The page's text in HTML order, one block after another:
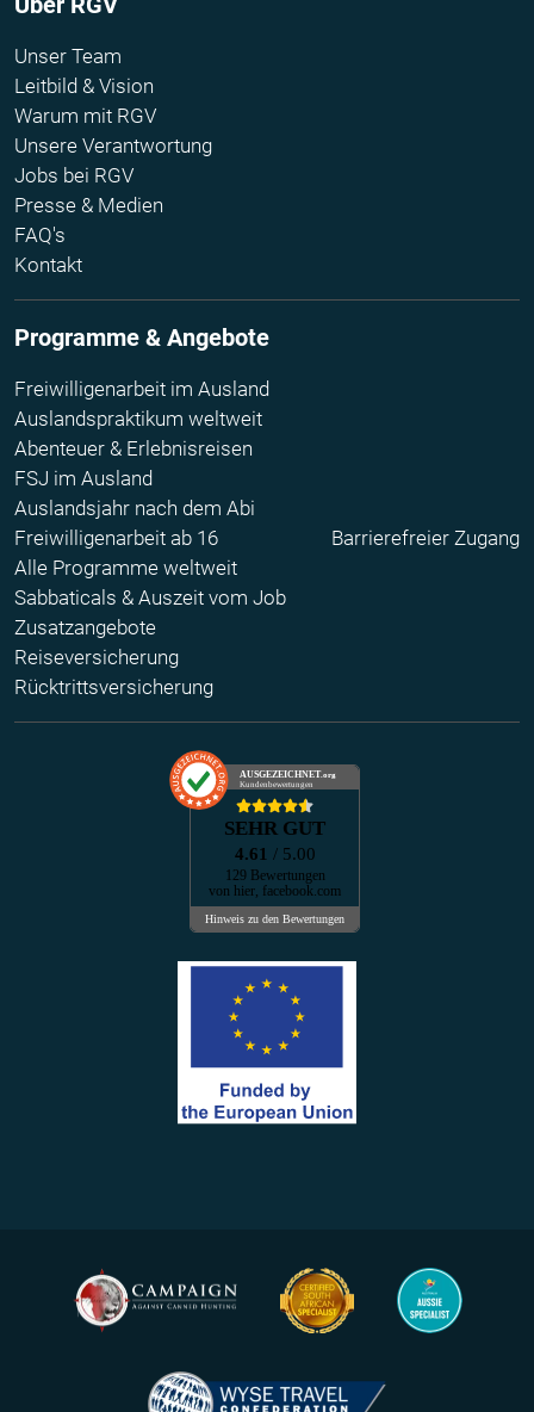
Unser Team
Leitbild & Vision
Warum mit RGV
Unsere Verantwortung
Jobs bei RGV
Presse & Medien
FAQ's
Kontakt
Programme & Angebote
Freiwilligenarbeit im Ausland
Auslandspraktikum weltweit
Abenteuer & Erlebnisreisen
FSJ im Ausland
Auslandsjahr nach dem Abi
Freiwilligenarbeit ab 16
Alle Programme weltweit
Sabbaticals & Auszeit vom Job
Zusatzangebote
Reiseversicherung
Rücktrittsversicherung
Barrierefreier Zugang
AUSGEZEICHNET.org
Kundenbewertungen
SEHR GUT
4.61 / 5.00
129 Bewertungen
von hier, facebook.com
Hinweis zu den Bewertungen